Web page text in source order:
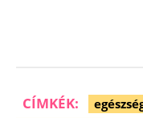
CÍMKÉK: